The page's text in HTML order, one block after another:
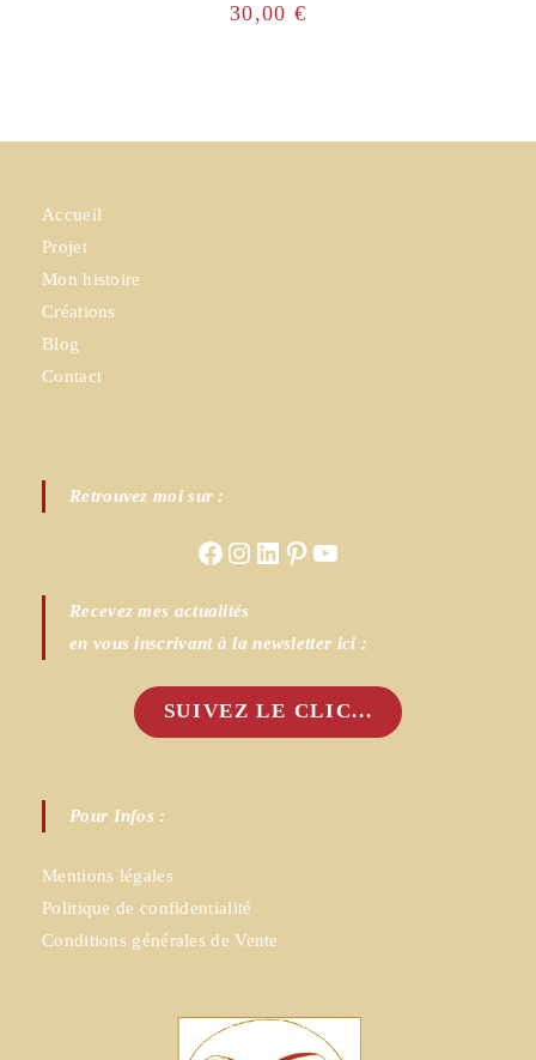
30,00 €
Accueil
Projet
Mon histoire
Créations
Blog
Contact
Retrouvez moi sur :
FacebookInstagram
LinkedIn
PinterestYouTube
Recevez mes actualités
en vous inscrivant à la newsletter ici :
SUIVEZ LE CLIC...
Pour Infos :
Mentions légales
Politique de confidentialité
Conditions générales de Vente